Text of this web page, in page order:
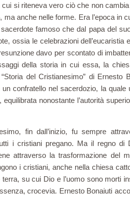
si riteneva vero ciò che non
ma anche nelle forme. Era l’epoca in
sacerdote famoso che dal papa del
ossia le celebrazioni dell’eucaristia
davo per scontato di
della storia in cui essa, la
del Cristianesimo” di Ernesto
un confratello nel sacerdozio, la
nonostante l’autorità
fin dall’inizio, fu sempre
i cristiani pregano. Ma il regno
attraverso la trasformazione del
i cristiani, anche nella chiesa
su cui Dio e l’uomo sono morti
crocevia. Ernesto Bonaiuti